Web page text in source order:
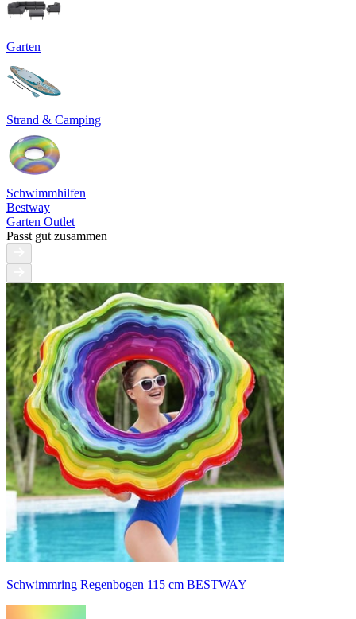
Garten
Strand & Camping
Schwimmhilfen
Bestway
Garten Outlet
Passt gut zusammen
Schwimmring Regenbogen 115 cm BESTWAY